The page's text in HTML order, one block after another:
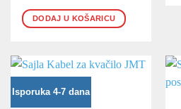
DODAJ U KOŠARICU
Isporuka 4-7 dana